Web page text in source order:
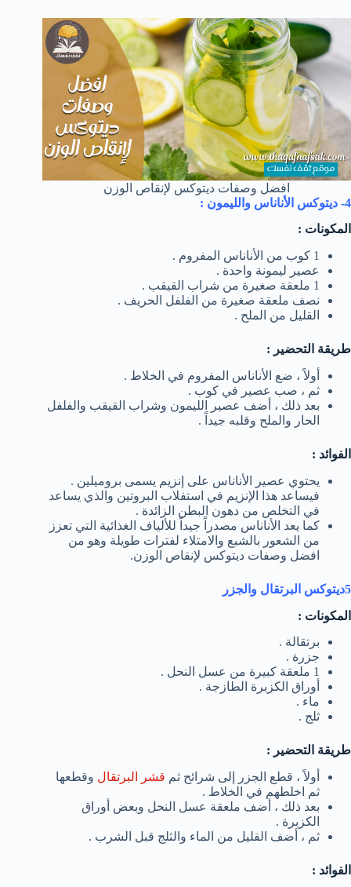
افضل وصفات ديتوكس لإنقاص الوزن
4- ديتوكس الأناناس والليمون :
المكونات :
1 كوب من الأناناس المفروم .
عصير ليمونة واحدة .
1 ملعقة صغيرة من شراب القيقب .
نصف ملعقة صغيرة من الفلفل الحريف .
القليل من الملح .
طريقة التحضير :
أولاً ، ضع الأناناس المفروم في الخلاط .
ثم ، صب عصير في كوب .
بعد ذلك ، أضف عصير الليمون وشراب القيقب والفلفل
الحار والملح وقلبه جيداً .
الفوائد :
يحتوي عصير الأناناس على إنزيم يسمى بروميلين .
فيساعد هذا الإنزيم في استفلاب البروتين والذي يساعد
في التخلص من دهون البطن الزائدة .
كما يعد الأناناس مصدراً جيداً للألياف الغذائية التي تعزز
من الشعور بالشبع والامتلاء لفترات طويلة وهو من
افضل وصفات ديتوكس لإنقاص الوزن.
5ديتوكس البرتقال والجزر
المكونات :
برتقالة .
جزرة .
1 ملعقة كبيرة من عسل النحل .
أوراق الكزبرة الطازجة .
ماء .
ثلج .
طريقة التحضير :
أولاً ، قطع الجزر إلى شرائح ثم قشر البرتقال وقطعها
ثم اخلطهم في الخلاط .
بعد ذلك ، أضف ملعقة عسل النحل وبعض أوراق
الكزبرة .
ثم ، أضف القليل من الماء والثلج قبل الشرب .
الفوائد :